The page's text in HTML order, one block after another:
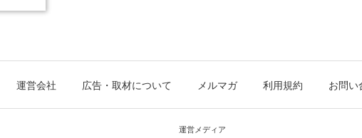
運営会社 広告・取材について メルマガ 利用規約 お問い
運営メディア